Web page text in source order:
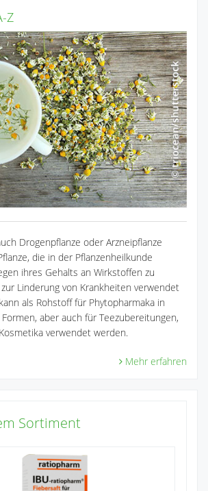
Z
Drogenpflanze oder Arzneipflanze
die in der Pflanzenheilkunde
ihres Gehalts an Wirkstoffen zu
Linderung von Krankheiten verwendet
als Rohstoff für Phytopharmaka in
aber auch für Teezubereitungen,
verwendet werden.
Mehr erfahren
Sortiment